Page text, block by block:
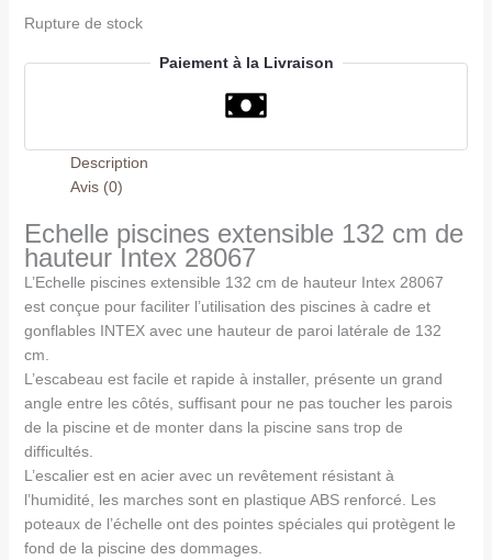
Rupture de stock
Paiement à la Livraison
Description
Avis (0)
Echelle piscines extensible 132 cm de
hauteur Intex 28067
L’Echelle piscines extensible 132 cm de hauteur Intex 28067
est conçue pour faciliter l’utilisation des piscines à cadre et
gonflables INTEX avec une hauteur de paroi latérale de 132
cm.
L’escabeau est facile et rapide à installer, présente un grand
angle entre les côtés, suffisant pour ne pas toucher les parois
de la piscine et de monter dans la piscine sans trop de
difficultés.
L’escalier est en acier avec un revêtement résistant à
l’humidité, les marches sont en plastique ABS renforcé. Les
poteaux de l’échelle ont des pointes spéciales qui protègent le
fond de la piscine des dommages.